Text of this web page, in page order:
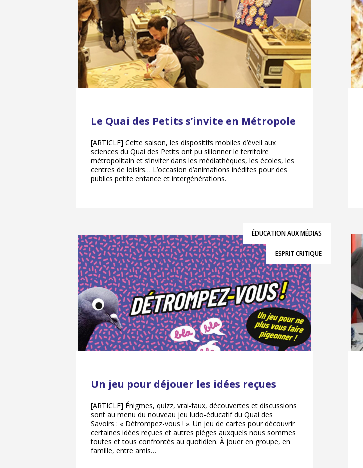
Le Quai des Petits s’invite en Métropole
[ARTICLE] Cette saison, les dispositifs mobiles d’éveil aux
sciences du Quai des Petits ont pu sillonner le territoire
métropolitain et s’inviter dans les médiathèques, les écoles, les
centres de loisirs… L’occasion d’animations inédites pour des
publics petite enfance et intergénérations.
ÉDUCATION AUX MÉDIAS
ESPRIT CRITIQUE
Un jeu pour déjouer les idées reçues
[ARTICLE] Énigmes, quizz, vrai-faux, découvertes et discussions
sont au menu du nouveau jeu ludo-éducatif du Quai des
Savoirs : « Détrompez-vous ! ». Un jeu de cartes pour découvrir
certaines idées reçues et autres pièges auxquels nous sommes
toutes et tous confrontés au quotidien. À jouer en groupe, en
famille, entre amis…